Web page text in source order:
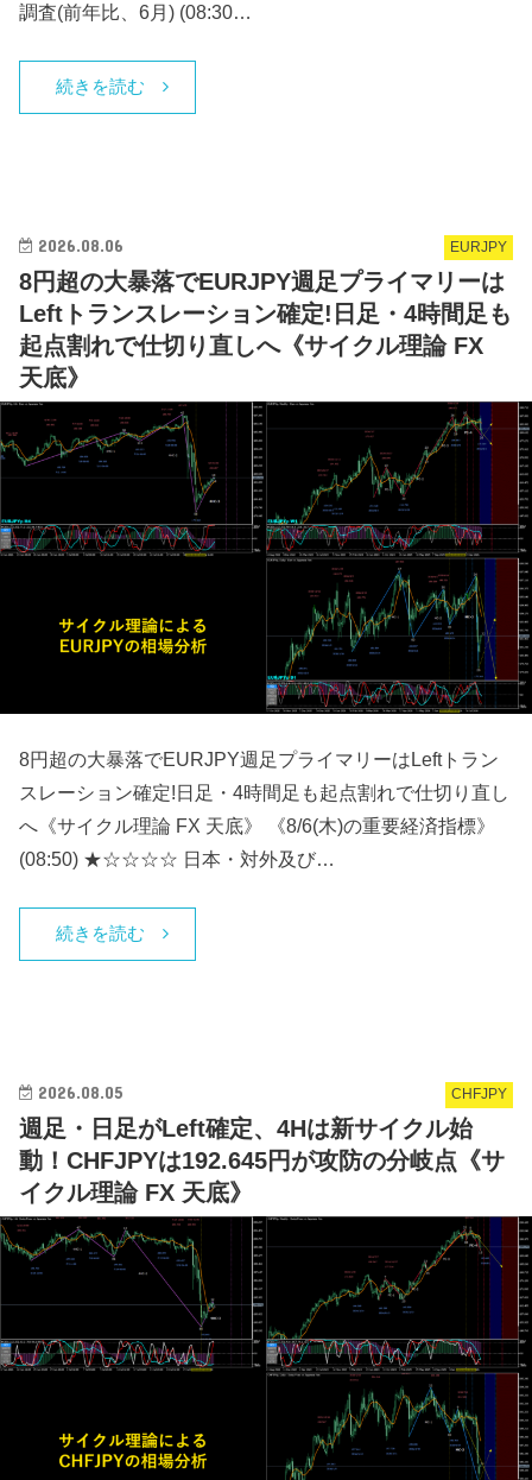
調査(前年比、6月) (08:30…
続きを読む
2026.08.06 EURJPY
8円超の大暴落でEURJPY週足プライマリーは
Leftトランスレーション確定!日足・4時間足も
起点割れで仕切り直しへ《サイクル理論 FX
天底》
8円超の大暴落でEURJPY週足プライマリーはLeftトラン
スレーション確定!日足・4時間足も起点割れで仕切り直し
へ《サイクル理論 FX 天底》 《8/6(木)の重要経済指標》
(08:50) ★☆☆☆☆ 日本・対外及び…
続きを読む
2026.08.05 CHFJPY
週足・日足がLeft確定、4Hは新サイクル始
動！CHFJPYは192.645円が攻防の分岐点《サ
イクル理論 FX 天底》